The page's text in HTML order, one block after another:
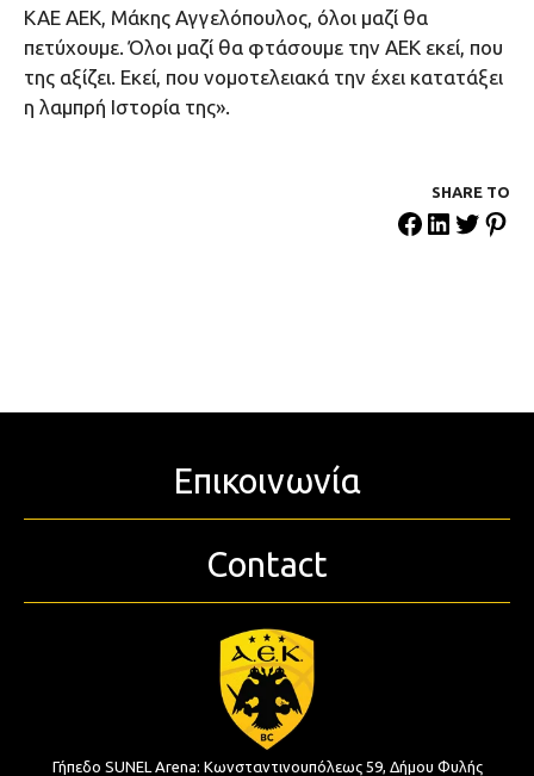
ΚΑΕ ΑΕΚ, Μάκης Αγγελόπουλος, όλοι μαζί θα
πετύχουμε. Όλοι μαζί θα φτάσουμε την ΑΕΚ εκεί, που
της αξίζει. Εκεί, που νομοτελειακά την έχει κατατάξει
η λαμπρή Ιστορία της».
SHARE ΤΟ
Επικοινωνία
Contact
Γήπεδο SUNEL Arena: Κωνσταντινουπόλεως 59, Δήμου Φυλής